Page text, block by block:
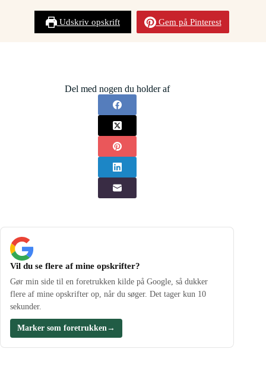
Udskriv opskrift Gem på Pinterest
Del med nogen du holder af
Vil du se flere af mine opskrifter?
Gør min side til en foretrukken kilde på Google, så dukker
flere af mine opskrifter op, når du søger. Det tager kun 10
sekunder.
Marker som foretrukken→